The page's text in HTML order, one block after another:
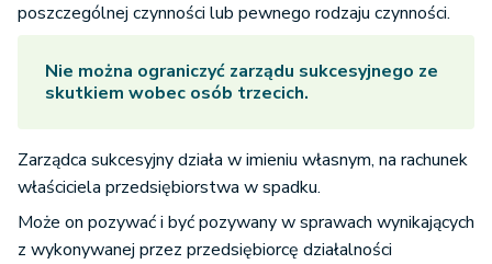
poszczególnej czynności lub pewnego rodzaju czynności.
Nie można ograniczyć zarządu sukcesyjnego ze
skutkiem wobec osób trzecich.
Zarządca sukcesyjny działa w imieniu własnym, na rachunek
właściciela przedsiębiorstwa w spadku.
Może on pozywać i być pozywany w sprawach wynikających
z wykonywanej przez przedsiębiorcę działalności